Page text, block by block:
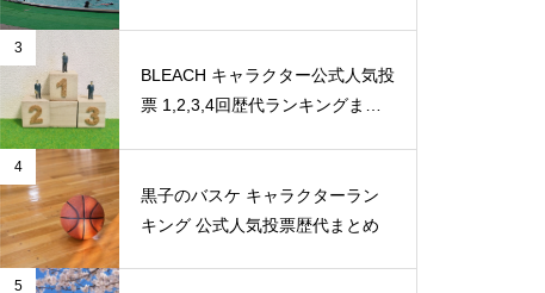
3
BLEACH キャラクター公式人気投
票 1,2,3,4回歴代ランキングまと
4
黒子のバスケ キャラクターラン
キング 公式人気投票歴代まとめ
5